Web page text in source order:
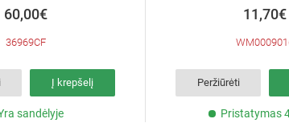
60,00€
36969CF
Į krepšelį
sandėlyje
11,70€
Peržiūrėti
Pristatymas